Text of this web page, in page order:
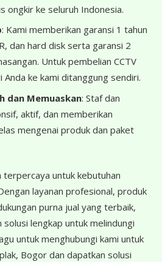
ongkir ke seluruh Indonesia.
: Kami memberikan garansi 1 tahun
dan hard disk serta garansi 2
Untuk pembelian CCTV
Anda ke kami ditanggung sendiri.
dan Memuaskan: Staf dan
aktif, dan memberikan
mengenai produk dan paket
terpercaya untuk kebutuhan
layanan profesional, produk
purna jual yang terbaik,
solusi lengkap untuk melindungi
untuk menghubungi kami untuk
Bogor dan dapatkan solusi